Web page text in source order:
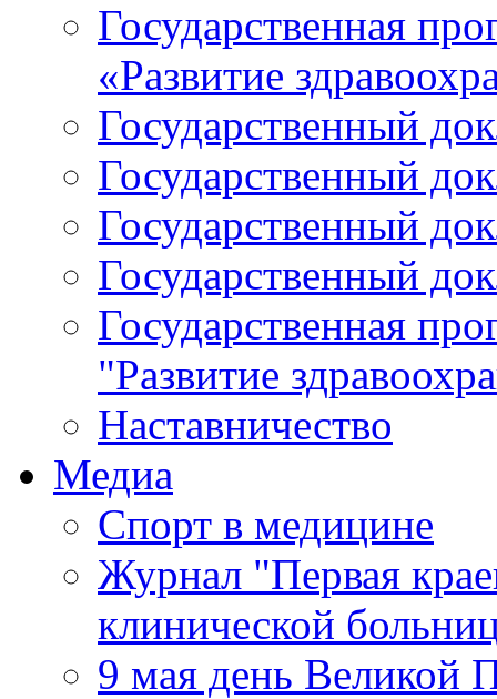
Государственная
«Развитие
Государственный
Государственный
Государственный
Государственный
Государственная
"Развитие
Наставничество
Медиа
Спорт в медицине
Журнал "Первая
клинической
9 мая день Великой